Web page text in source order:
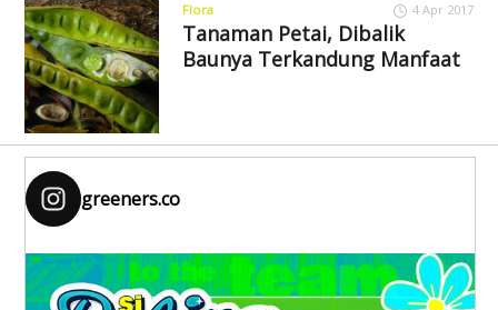
Flora 4 Apr 2017
Tanaman Petai, Dibalik
Baunya Terkandung Manfaat
greeners.co